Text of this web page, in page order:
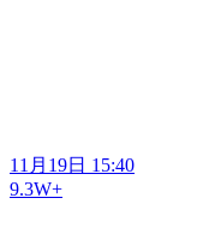
11月19日 15:40
9.3W+